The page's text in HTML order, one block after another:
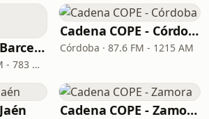
Cadena COPE - Barcelona
Barcelona · 102.0 FM - 783 OM - DAB 9D
Cadena COPE - Córdoba
Córdoba · 87.6 FM - 1215 AM
Cadena COPE - Zamora